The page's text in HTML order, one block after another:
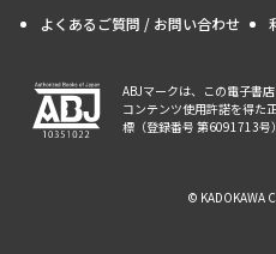
よくあるご質問 / お問い合わせ
ABJマークは、この電子書
コンテンツ使用許諾を得た
標（登録番号 第6091713号
© KADOKAWA